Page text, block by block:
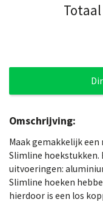
Totaal
Omschrijving:
Maak gemakkelijk een
Slimline hoekstukken.
uitvoeringen:
Slimline hoeken
hierdoor is een los